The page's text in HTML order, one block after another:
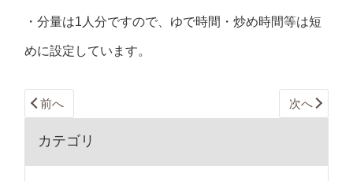
・分量は1人分ですので、ゆで時間・炒め時間等は短
めに設定しています。
前へ 次へ
カテゴリ